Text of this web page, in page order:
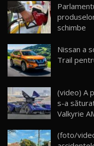
23
Lynk &
25:19
24
Van
26:38
25
mai
32:21
26
10:57
schimbe
Nissan a
Trail
(video) A
s-a
Valkyrie
(foto/